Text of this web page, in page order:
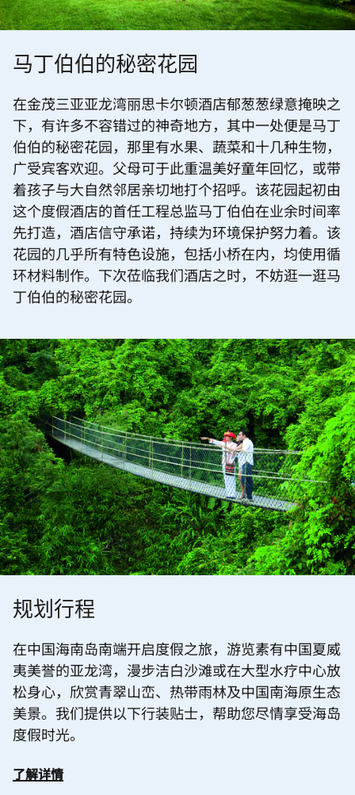
马丁伯伯的秘密花园
在金茂三亚亚龙湾丽思卡尔顿酒店郁葱葱绿意掩映之
下，有许多不容错过的神奇地方，其中一处便是马丁
伯伯的秘密花园，那里有水果、蔬菜和十几种生物，
广受宾客欢迎。父母可于此重温美好童年回忆，或带
着孩子与大自然邻居亲切地打个招呼。该花园起初由
这个度假酒店的首任工程总监马丁伯伯在业余时间率
先打造，酒店信守承诺，持续为环境保护努力着。该
花园的几乎所有特色设施，包括小桥在内，均使用循
环材料制作。下次莅临我们酒店之时，不妨逛一逛马
丁伯伯的秘密花园。
规划行程
在中国海南岛南端开启度假之旅，游览素有中国夏威
夷美誉的亚龙湾，漫步洁白沙滩或在大型水疗中心放
松身心，欣赏青翠山峦、热带雨林及中国南海原生态
美景。我们提供以下行装贴士，帮助您尽情享受海岛
度假时光。
了解详情